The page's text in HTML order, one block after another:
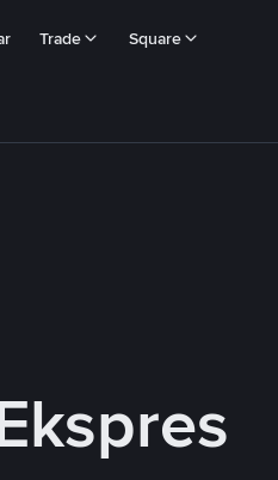
Trade Square